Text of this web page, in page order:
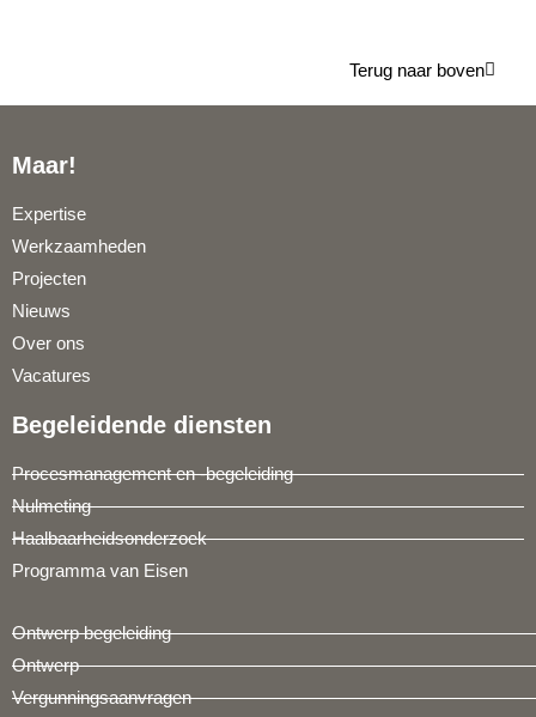
Terug naar boven
Maar!
Expertise
Werkzaamheden
Projecten
Nieuws
Over ons
Vacatures
Begeleidende diensten
Procesmanagement en -begeleiding
Nulmeting
Haalbaarheidsonderzoek
Programma van Eisen
Ontwerp begeleiding
Ontwerp
Vergunningsaanvragen